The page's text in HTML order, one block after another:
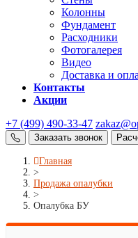
Колонны
Фундамент
Расходники
Фотогалерея
Видео
Доставка и
Контакты
Акции
+7 (499) 490-33-47
Заказать звонок
Главная
>
Продажа опалубки
>
Опалубка БУ